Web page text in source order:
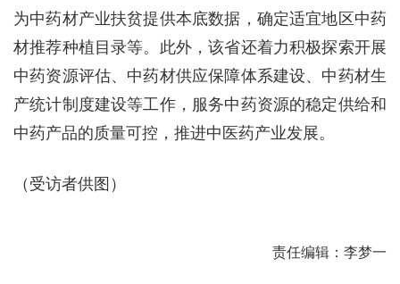
为中药材产业扶贫提供本底数据，确定适宜地区中药
材推荐种植目录等。此外，该省还着力积极探索开展
中药资源评估、中药材供应保障体系建设、中药材生
产统计制度建设等工作，服务中药资源的稳定供给和
中药产品的质量可控，推进中医药产业发展。
（受访者供图）
责任编辑：李梦一